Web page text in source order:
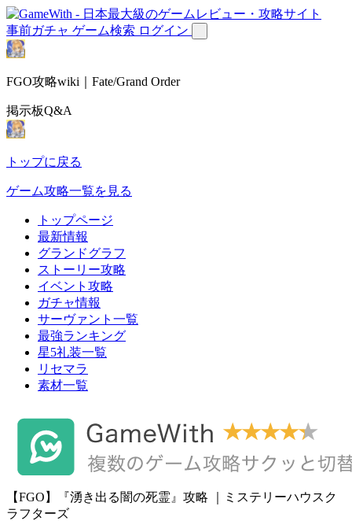
事前ガチャ ゲーム検索 ログイン
FGO攻略wiki｜Fate/Grand Order
掲示板Q&A
トップに戻る
ゲーム攻略一覧を見る
トップページ
最新情報
グランドグラフ
ストーリー攻略
イベント攻略
ガチャ情報
サーヴァント一覧
最強ランキング
星5礼装一覧
リセマラ
素材一覧
【FGO】『湧き出る闇の死霊』攻略 ｜ミステリーハウスク
ラフターズ